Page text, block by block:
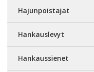
Hajunpoistajat
Hankauslevyt
Hankaussienet